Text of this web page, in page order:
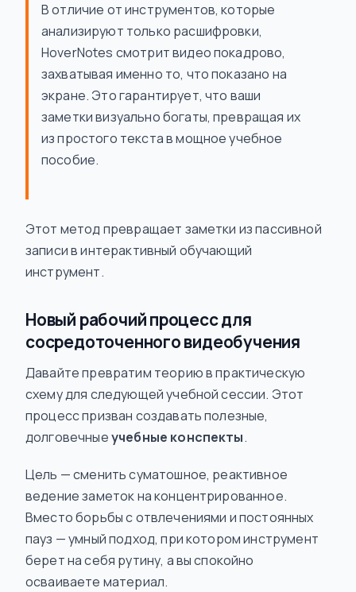
В отличие от инструментов, которые
анализируют только расшифровки,
HoverNotes смотрит видео покадрово,
захватывая именно то, что показано на
экране. Это гарантирует, что ваши
заметки визуально богаты, превращая их
из простого текста в мощное учебное
пособие.
Этот метод превращает заметки из пассивной
записи в интерактивный обучающий
инструмент.
Новый рабочий процесс для
сосредоточенного видеобучения
Давайте превратим теорию в практическую
схему для следующей учебной сессии. Этот
процесс призван создавать полезные,
долговечныеучебные конспекты.
Цель — сменить суматошное, реактивное
ведение заметок на концентрированное.
Вместо борьбы с отвлечениями и постоянных
пауз — умный подход, при котором инструмент
берет на себя рутину, а вы спокойно
осваиваете материал.